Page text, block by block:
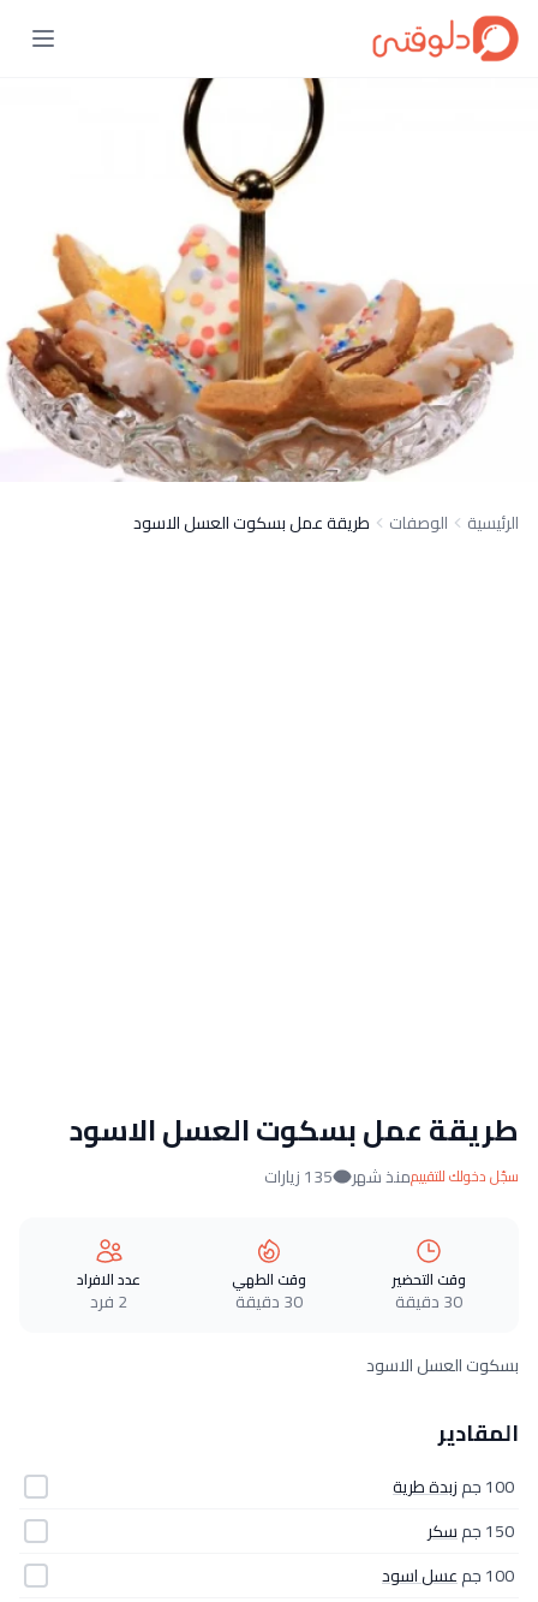
الرئيسية الوصفات طريقة عمل بسكوت العسل الاسود
طريقة عمل بسكوت العسل الاسود
سجّل دخولك للتقييممنذ شهر 135 زيارات
وقت التحضير
30 دقيقة
وقت الطهي
30 دقيقة
عدد الافراد
2 فرد
بسكوت العسل الاسود
المقادير
100 جم
زبدة‎ ‎طرية
150 جم
سكر
100 جم
عسل‎ ‎اسود